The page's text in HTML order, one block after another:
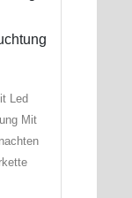
Led
Mit